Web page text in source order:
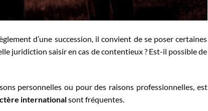
d’une succession, il convient de se poser certaines
juridiction saisir en cas de contentieux ? Est-il possible de
personnelles ou pour des raisons professionnelles, est
internationalsont fréquentes.